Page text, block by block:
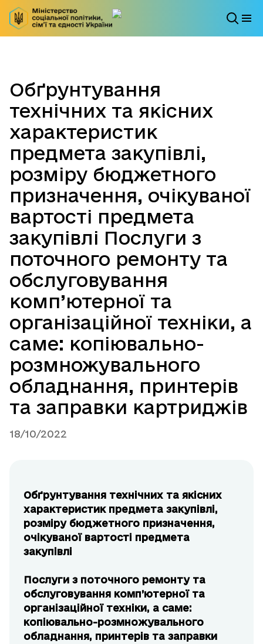
Обґрунтування
технічних та якісних
характеристик
предмета закупівлі,
розміру бюджетного
призначення, очікуваної
вартості предмета
закупівлі Послуги з
поточного ремонту та
обслуговування
комп’ютерної та
організаційної техніки, а
саме: копіювально-
розмножувального
обладнання, принтерів
та заправки картриджів
18/10/2022
Обґрунтування технічних та якісних
характеристик предмета закупівлі,
розміру бюджетного призначення,
очікуваної вартості предмета
закупівлі
Послуги з поточного ремонту та
обслуговування комп’ютерної та
організаційної техніки, а саме:
копіювально-розмножувального
обладнання, принтерів та заправки